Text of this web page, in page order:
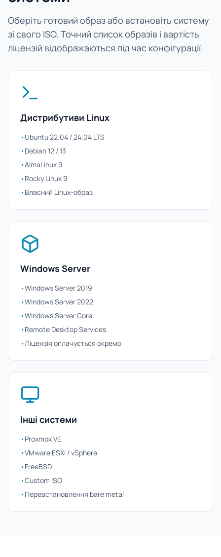
Оберіть готовий образ або встановіть систему
зі свого ISO. Точний список образів і вартість
ліцензій відображаються під час конфігурації.
Дистрибутиви Linux
•Ubuntu 22.04 / 24.04 LTS
•Debian 12 / 13
•AlmaLinux 9
•Rocky Linux 9
•Власний Linux-образ
Windows Server
•Windows Server 2019
•Windows Server 2022
•Windows Server Core
•Remote Desktop Services
•Ліцензія оплачується окремо
Інші системи
•Proxmox VE
•VMware ESXi / vSphere
•FreeBSD
•Custom ISO
•Перевстановлення bare metal